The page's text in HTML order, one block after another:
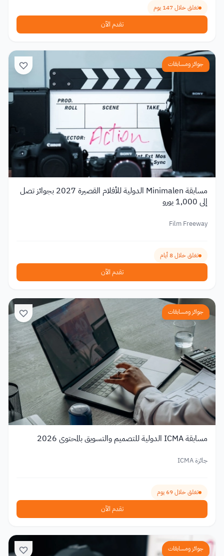
تغلق خلال 147 يوم
تقدم الآن
جوائز ومسابقات
مسابقة Minimalen الدولية للأفلام القصيرة 2027 بجوائز تصل
إلى 1,000 يورو
Film Freeway
تغلق خلال 8 أيام
تقدم الآن
جوائز ومسابقات
مسابقة ICMA الدولية للتصميم والتسويق بالمحتوى 2026
جائزة ICMA
تغلق خلال 69 يوم
تقدم الآن
جوائز ومسابقات